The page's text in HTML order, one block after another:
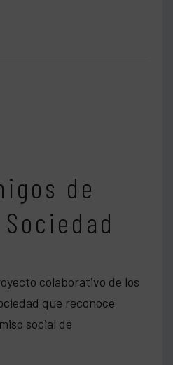
de
colaborativo de los
que reconoce
social de